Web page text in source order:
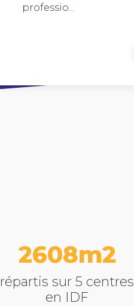
professio...
3440
répartis sur 5 centres
en IDF